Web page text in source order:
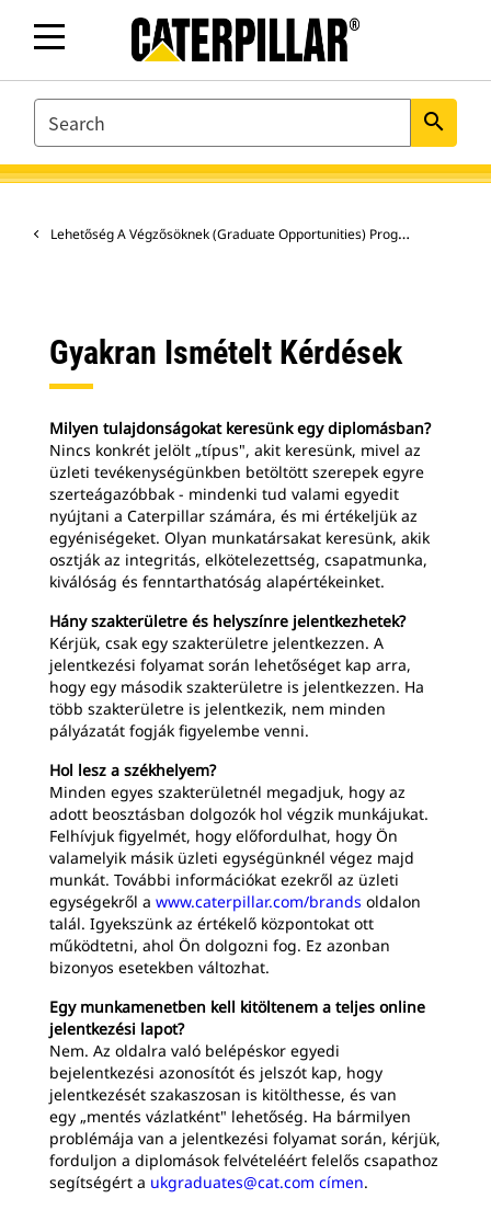
SEARCH search
Lehetőség A Végzősöknek (Graduate Opportunities) Program Angliában
Gyakran Ismételt Kérdések
Milyen tulajdonságokat keresünk egy diplomásban?
Nincs konkrét jelölt „típus", akit keresünk, mivel az
üzleti tevékenységünkben betöltött szerepek egyre
szerteágazóbbak - mindenki tud valami egyedit
nyújtani a Caterpillar számára, és mi értékeljük az
egyéniségeket. Olyan munkatársakat keresünk, akik
osztják az integritás, elkötelezettség, csapatmunka,
kiválóság és fenntarthatóság alapértékeinket.
Hány szakterületre és helyszínre jelentkezhetek?
Kérjük, csak egy szakterületre jelentkezzen. A
jelentkezési folyamat során lehetőséget kap arra,
hogy egy második szakterületre is jelentkezzen. Ha
több szakterületre is jelentkezik, nem minden
pályázatát fogják figyelembe venni.
Hol lesz a székhelyem?
Minden egyes szakterületnél megadjuk, hogy az
adott beosztásban dolgozók hol végzik munkájukat.
Felhívjuk figyelmét, hogy előfordulhat, hogy Ön
valamelyik másik üzleti egységünknél végez majd
munkát. További információkat ezekről az üzleti
egységekről a www.caterpillar.com/brands oldalon
talál. Igyekszünk az értékelő központokat ott
működtetni, ahol Ön dolgozni fog. Ez azonban
bizonyos esetekben változhat.
Egy munkamenetben kell kitöltenem a teljes online
jelentkezési lapot?
Nem. Az oldalra való belépéskor egyedi
bejelentkezési azonosítót és jelszót kap, hogy
jelentkezését szakaszosan is kitölthesse, és van
egy „mentés vázlatként" lehetőség. Ha bármilyen
problémája van a jelentkezési folyamat során, kérjük,
forduljon a diplomások felvételéért felelős csapathoz
segítségért a ukgraduates@cat.com címen.